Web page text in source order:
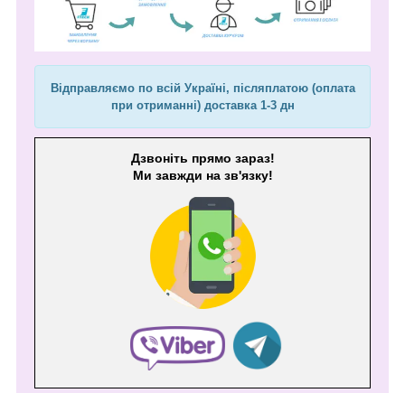
Відправляємо по всій Україні, післяплатою (оплата
при отриманні) доставка 1-3 дн
Дзвоніть прямо зараз!
Ми завжди на зв'язку!